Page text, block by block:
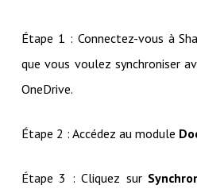
Étape 1 : Connectez-vous à
que vous voulez synchroniser
OneDrive.
Étape 2 : Accédez au module
Étape 3 : Cliquez sur